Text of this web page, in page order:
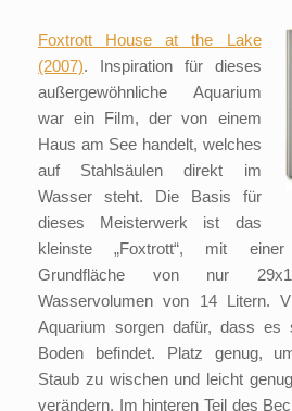
Foxtrott House at the Lake
(2007). Inspiration für dieses
außergewöhnliche Aquarium
war ein Film, der von einem
Haus am See handelt, welches
auf Stahlsäulen direkt im
Wasser steht. Die Basis für
dieses Meisterwerk ist das
kleinste „Foxtrott“, mit
Grundfläche von nur
Wasservolumen von 14 Litern.
Aquarium sorgen dafür, dass es
Boden befindet. Platz genug,
Staub zu wischen und leicht
verändern. Im hinteren Teil des